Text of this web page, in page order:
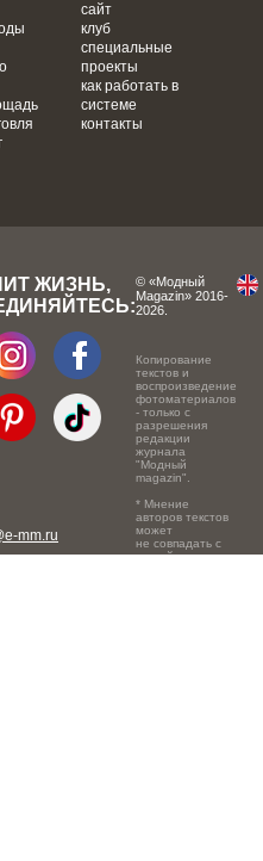
сайт
клуб
специальные
проекты
как работать в
системе
контакты
ЖИЗНЬ,
mm.ru
© «Модный
Magazin» 2016-
2026.
Копирование
текстов и
воспроизведение
фотоматериалов
- только с
разрешения
редакции
журнала
"Модный
magazin".
* Мнение
авторов текстов
может
не совпадать с
точкой зрения